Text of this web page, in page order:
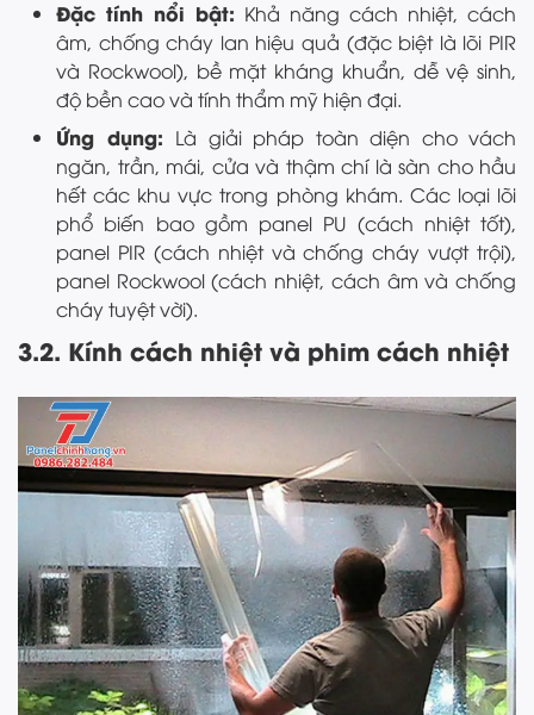
Đặc tính nổi bật: Khả năng cách nhiệt, cách
âm, chống cháy lan hiệu quả (đặc biệt là lõi PIR
và Rockwool), bề mặt kháng khuẩn, dễ vệ sinh,
độ bền cao và tính thẩm mỹ hiện đại.
Ứng dụng: Là giải pháp toàn diện cho vách
ngăn, trần, mái, cửa và thậm chí là sàn cho hầu
hết các khu vực trong phòng khám. Các loại lõi
phổ biến bao gồm panel PU (cách nhiệt tốt),
panel PIR (cách nhiệt và chống cháy vượt trội),
panel Rockwool (cách nhiệt, cách âm và chống
cháy tuyệt vời).
3.2. Kính cách nhiệt và phim cách nhiệt